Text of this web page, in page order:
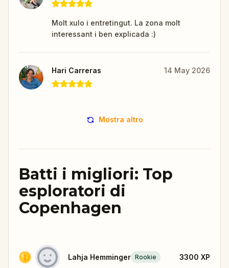
Molt xulo i entretingut. La zona molt
interessant i ben explicada :)
Hari Carreras 14 May 2026
Mostra altro
Batti i migliori: Top
esploratori di
Copenhagen
Lahja Hemminger Rookie 3300 XP